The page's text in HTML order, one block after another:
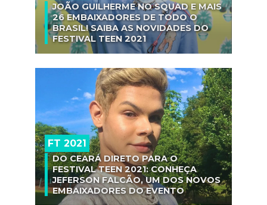
JOÃO GUILHERME NO SQUAD E MAIS
26 EMBAIXADORES DE TODO O
BRASIL! SAIBA AS NOVIDADES DO
FESTIVAL TEEN 2021
FT 2021
DO CEARÁ DIRETO PARA O
FESTIVAL TEEN 2021: CONHEÇA
JEFERSON FALCÃO, UM DOS NOVOS
EMBAIXADORES DO EVENTO